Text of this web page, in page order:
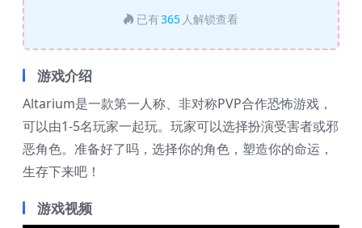
已有365 人解锁查看
游戏介绍
Altarium是一款第一人称、非对称PVP合作恐怖游戏，
可以由1-5名玩家一起玩。玩家可以选择扮演受害者或邪
恶角色。准备好了吗，选择你的角色，塑造你的命运，
生存下来吧！
游戏视频